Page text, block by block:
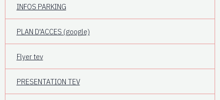
INFOS PARKING
PLAN D'ACCES (google)
Flyer tev
PRESENTATION TEV